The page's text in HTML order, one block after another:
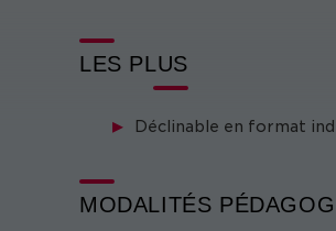
LES PLUS
Déclinable en format
MODALITÉS